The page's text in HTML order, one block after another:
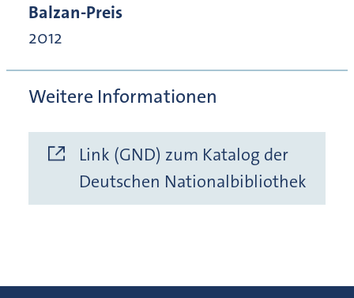
Balzan-Preis
2012
Weitere Informationen
Link (GND) zum Katalog der
Deutschen Nationalbibliothek